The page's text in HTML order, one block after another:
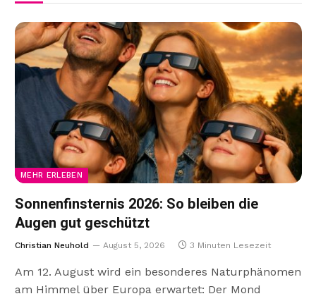
MEHR ERLEBEN
Sonnenfinsternis 2026: So bleiben die
Augen gut geschützt
Christian Neuhold August 5, 2026 3 Minuten Lesezeit
Am 12. August wird ein besonderes Naturphänomen
am Himmel über Europa erwartet: Der Mond